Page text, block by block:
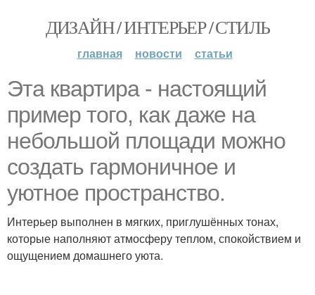
ДИЗАЙН / ИНТЕРЬЕР / СТИЛЬ
главная новости статьи
Эта квартира - настоящий
пример того, как даже на
небольшой площади можно
создать гармоничное и
уютное пространство.
Интерьер выполнен в мягких, приглушённых тонах,
которые наполняют атмосферу теплом, спокойствием и
ощущением домашнего уюта.